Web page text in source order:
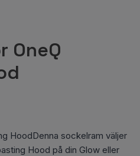
OneQ
HoodDenna sockelram väljer
Hood på din Glow eller